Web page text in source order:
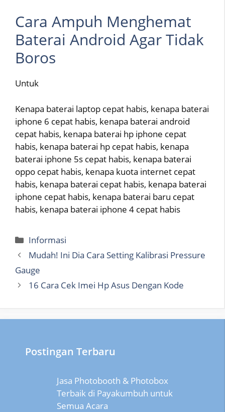
Cara Ampuh Menghemat
Baterai Android Agar Tidak
Boros
Untuk
Kenapa baterai laptop cepat habis, kenapa baterai
iphone 6 cepat habis, kenapa baterai android
cepat habis, kenapa baterai hp iphone cepat
habis, kenapa baterai hp cepat habis, kenapa
baterai iphone 5s cepat habis, kenapa baterai
oppo cepat habis, kenapa kuota internet cepat
habis, kenapa baterai cepat habis, kenapa baterai
iphone cepat habis, kenapa baterai baru cepat
habis, kenapa baterai iphone 4 cepat habis
Categories
Informasi
Mudah! Ini Dia Cara Setting Kalibrasi Pressure
Gauge
16 Cara Cek Imei Hp Asus Dengan Kode
Postingan Terbaru
Jasa Photobooth & Photobox
Terbaik di Payakumbuh untuk
Semua Acara